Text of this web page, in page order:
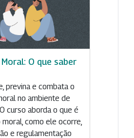
O que saber
previna e combata o
no ambiente de
curso aborda o que é
moral, como ele ocorre,
e regulamentação